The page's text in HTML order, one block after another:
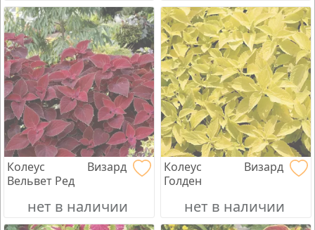
Колеус Визард
Вельвет Ред
нет в наличии
Колеус Визард
Голден
нет в наличии